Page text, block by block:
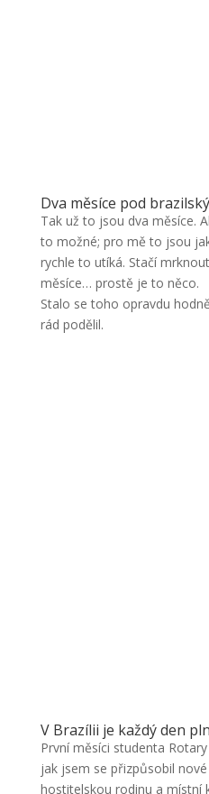
Dva měsíce pod
Tak už to jsou dva měsíce.
to možné; pro mě to jsou
rychle to utíká. Stačí
měsíce… prostě je to něco.
Stalo se toho opravdu
rád podělil.
V Brazílii je každý den
První měsíci studenta
jak jsem se přizpůsobil
hostitelskou rodinu a místní